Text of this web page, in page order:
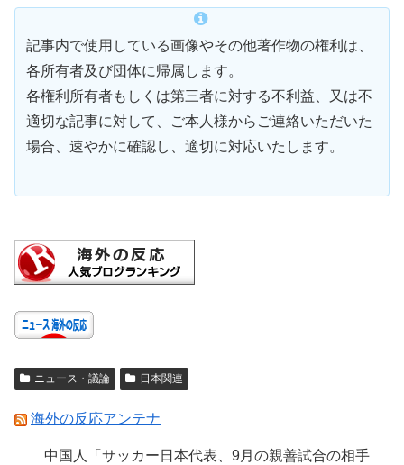
記事内で使用している画像やその他著作物の権利は、
各所有者及び団体に帰属します。
各権利所有者もしくは第三者に対する不利益、又は不
適切な記事に対して、ご本人様からご連絡いただいた
場合、速やかに確認し、適切に対応いたします。
ニュース・議論 日本関連
海外の反応アンテナ
中国人「サッカー日本代表、9月の親善試合の相手